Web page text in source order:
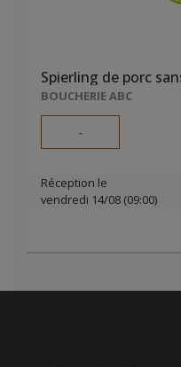
Spierling de porc
BOUCHERIE ABC
-
Réception le
vendredi 14/08 (09:00)